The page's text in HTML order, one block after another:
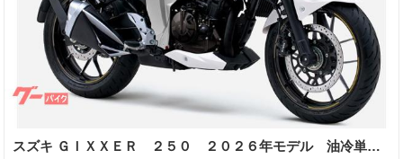
スズキ ＧＩＸＸＥＲ ２５０ ２０２６年モデル 油冷単気筒エンジン